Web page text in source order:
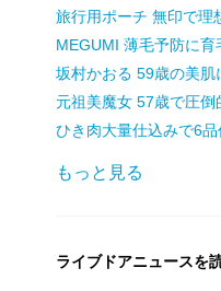
旅行用ポーチ 無印で理
MEGUMI 薄毛予防に育
坂村かおる 59歳の美肌
元祖美魔女 57歳で圧倒
ひき肉大量仕込みで6品
もっと見る
ライブドアニュースを